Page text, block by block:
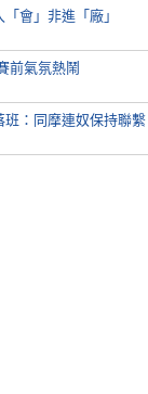
會」非進「廠」
前氣氛熱鬧
班：同摩連奴保持聯繫